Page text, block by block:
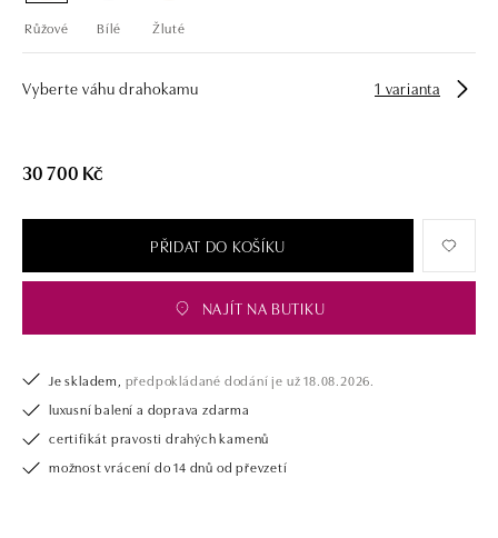
Růžové Bílé Žluté
Vyberte váhu drahokamu 1 varianta
30 700 Kč
PŘIDAT DO KOŠÍKU
NAJÍT NA BUTIKU
Je skladem, předpokládané dodání je už 18.08.2026.
luxusní balení a doprava zdarma
certifikát pravosti drahých kamenů
možnost vrácení do 14 dnů od převzetí